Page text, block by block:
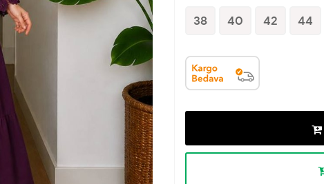
38 40 42 44